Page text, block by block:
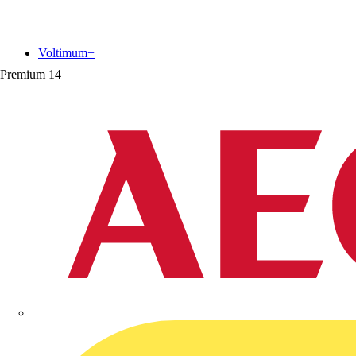
Premium 14
Voltimum+